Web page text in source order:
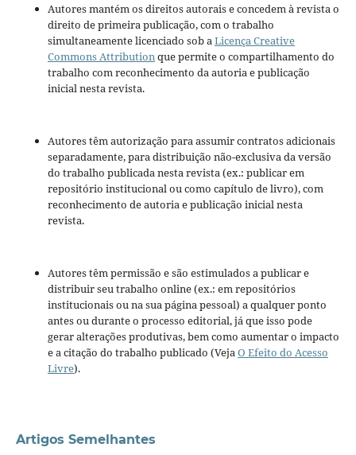
Autores mantém os direitos autorais e concedem à revista o
direito de primeira publicação, com o trabalho
simultaneamente licenciado sob aLicença Creative
Commons Attributionque permite o compartilhamento do
trabalho com reconhecimento da autoria e publicação
inicial nesta revista.
Autores têm autorização para assumir contratos adicionais
separadamente, para distribuição não-exclusiva da versão
do trabalho publicada nesta revista (ex.: publicar em
repositório institucional ou como capítulo de livro), com
reconhecimento de autoria e publicação inicial nesta
revista.
Autores têm permissão e são estimulados a publicar e
distribuir seu trabalho online (ex.: em repositórios
institucionais ou na sua página pessoal) a qualquer ponto
antes ou durante o processo editorial, já que isso pode
gerar alterações produtivas, bem como aumentar o impacto
e a citação do trabalho publicado (VejaO Efeito do Acesso
Livre).
Artigos Semelhantes